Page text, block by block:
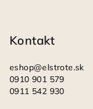
Kontakt
eshop@elstrote.sk
0910 901 579
0911 542 930